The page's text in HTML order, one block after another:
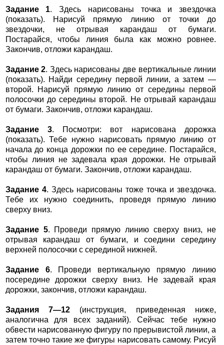
Задание 1. Здесь нарисованы точка и звездочка
(показать). Нарисуй прямую линию от точки до
звездочки, не отрывая карандаш от бумаги.
Постарайся, чтобы линия была как можно ровнее.
Закончив, отложи карандаш.
Задание 2. Здесь нарисованы две вертикальные линии
(показать). Найди середину первой линии, а затем —
второй. Нарисуй прямую линию от середины первой
полосочки до середины второй. Не отрывай карандаш
от бумаги. Закончив, отложи карандаш.
Задание 3. Посмотри: вот нарисована дорожка
(показать). Тебе нужно нарисовать прямую линию от
начала до конца дорожки по ее середине. Постарайся,
чтобы линия не задевала края дорожки. Не отрывай
карандаш от бумаги. Закончив, отложи карандаш.
Задание 4. Здесь нарисованы тоже точка и звездочка.
Тебе их нужно соединить, проведя прямую линию
сверху вниз.
Задание 5. Проведи прямую линию сверху вниз, не
отрывая карандаш от бумаги, и соедини середину
верхней полосочки с серединой нижней.
Задание 6. Проведи вертикальную прямую линию
посередине дорожки сверху вниз. Не задевай края
дорожки, закончив, отложи карандаш.
Задания 7—12(инструкция, приведенная ниже,
аналогична для всех заданий). Сейчас тебе нужно
обвести нарисованную фигуру по прерывистой линии, а
затем точно такие же фигуры нарисовать самому. Рисуй